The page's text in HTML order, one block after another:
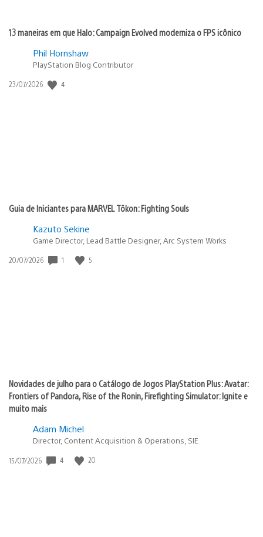
13 maneiras em que Halo: Campaign Evolved moderniza o FPS icônico
Phil Hornshaw
PlayStation Blog Contributor
Data
23/07/2026 4
Guia de Iniciantes para MARVEL Tōkon: Fighting Souls
Kazuto Sekine
Game Director, Lead Battle Designer, Arc System Works
Data
20/07/2026 1 5
Novidades de julho para o Catálogo de Jogos PlayStation Plus: Avatar:
Frontiers of Pandora, Rise of the Ronin, Firefighting Simulator: Ignite e
muito mais
Adam Michel
Director, Content Acquisition & Operations, SIE
Data
15/07/2026 4 20